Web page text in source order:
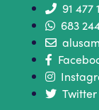
91 477
683
Twitter